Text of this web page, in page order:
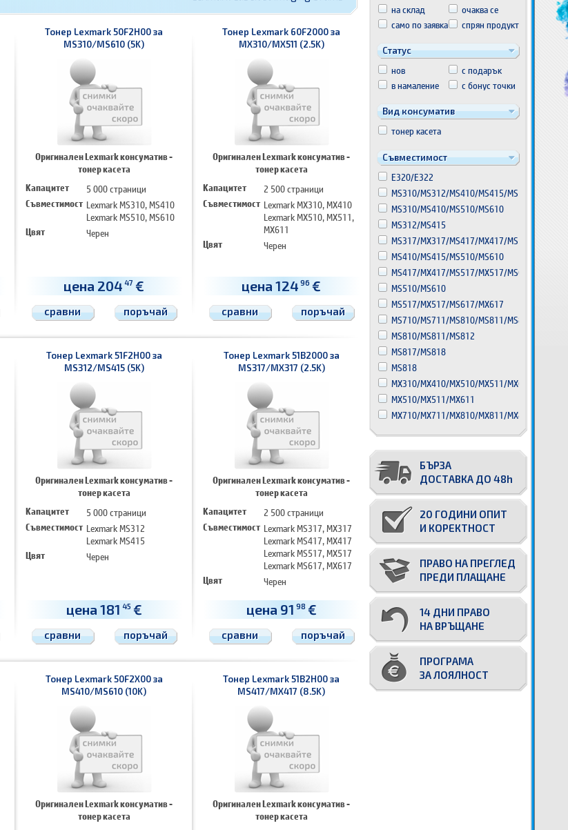
Тонер Lexmark 50F2H00 за
MS310/MS610 (5K)
Оригинален Lexmark консуматив -
тонер касета
Капацитет
5 000 страници
Съвместимост Lexmark MS310, MS410
Lexmark MS510, MS610
Цвят
Черен
цена 204 47 €
сравни поръчай
Тонер Lexmark 60F2000 за
MX310/MX511 (2.5K)
Оригинален Lexmark консуматив -
тонер касета
Капацитет
2 500 страници
Съвместимост Lexmark MX310, MX410
Lexmark MX510, MX511,
MX611
Цвят
Черен
цена 124 96 €
сравни поръчай
Тонер Lexmark 51F2H00 за
MS312/MS415 (5K)
Оригинален Lexmark консуматив -
тонер касета
Капацитет
5 000 страници
Съвместимост Lexmark MS312
Lexmark MS415
Цвят
Черен
цена 181 45 €
сравни поръчай
Тонер Lexmark 51B2000 за
MS317/MX317 (2.5K)
Оригинален Lexmark консуматив -
тонер касета
Капацитет
2 500 страници
Съвместимост Lexmark MS317, MX317
Lexmark MS417, MX417
Lexmark MS517, MX517
Lexmark MS617, MX617
Цвят
Черен
цена 91 98 €
сравни поръчай
Тонер Lexmark 50F2X00 за
MS410/MS610 (10K)
Оригинален Lexmark консуматив -
тонер касета
Тонер Lexmark 51B2H00 за
MS417/MX417 (8.5K)
Оригинален Lexmark консуматив -
тонер касета
на склад
очаква се
само по заявка
спрян продукт
Статус
нов
с подарък
в намаление
с бонус точки
Вид консуматив
тонер касета
Съвместимост
E320/E322
MS310/MS312/MS410/MS415/MS510
MS310/MS410/MS510/MS610
MS312/MS415
MS317/MX317/MS417/MX417/MS517
MS410/MS415/MS510/MS610
MS417/MX417/MS517/MX517/MS617
MS510/MS610
MS517/MX517/MS617/MX617
MS710/MS711/MS810/MS811/MS812
MS810/MS811/MS812
MS817/MS818
MS818
MX310/MX410/MX510/MX511/MX611
MX510/MX511/MX611
MX710/MX711/MX810/MX811/MX812
БЪРЗА
ДОСТАВКА ДО 48h
20 ГОДИНИ ОПИТ
И КОРЕКТНОСТ
ПРАВО НА ПРЕГЛЕД
ПРЕДИ ПЛАЩАНЕ
14 ДНИ ПРАВО
НА ВРЪЩАНЕ
ПРОГРАМА
ЗА ЛОЯЛНОСТ